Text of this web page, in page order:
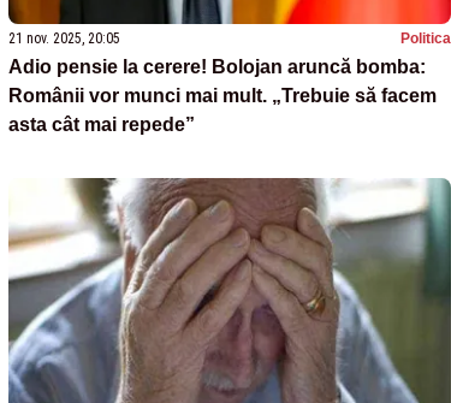
21 nov. 2025, 20:05 Politica
Adio pensie la cerere! Bolojan aruncă bomba:
Românii vor munci mai mult. „Trebuie să facem
asta cât mai repede”